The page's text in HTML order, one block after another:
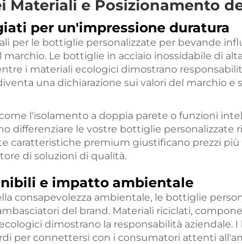
Materiali e Posizionamento
per un'impressione duratura
per le bottiglie personalizzate per bevande
marchio. Le bottiglie in acciaio inossidabile di
i materiali ecologici dimostrano
una dichiarazione sui valori del marchio e
l'isolamento a doppia parete o funzioni
differenziare le vostre bottiglie personalizzate
caratteristiche premium giustificano prezzi più
di soluzioni di qualità.
e impatto ambientale
consapevolezza ambientale, le bottiglie
del brand. Materiali riciclati,
dimostrano la responsabilità aziendale.
per connettersi con i consumatori attenti